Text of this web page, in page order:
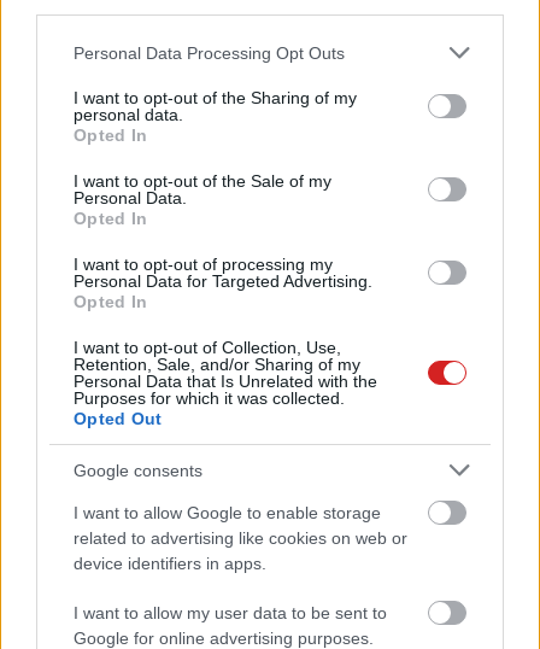
Please note that this website/app uses one or more Google
not limited to your visit or usage behaviour. You may click to
grant or deny consent to Google and its third-party tags to
use your data for below specified purposes in below Google
consent section.
Personal Data Processing Opt Outs
I want to opt-out of the Sharing of my
personal data.
Opted In
I want to opt-out of the Sale of my
Personal Data.
Opted In
I want to opt-out of processing my
Personal Data for Targeted Advertising.
Opted In
I want to opt-out of Collection, Use,
Retention, Sale, and/or Sharing of my
Personal Data that Is Unrelated with the
Purposes for which it was collected.
Opted Out
Google consents
I want to allow Google to enable storage
related to advertising like cookies on web or
device identifiers in apps.
I want to allow my user data to be sent to
Google for online advertising purposes.
Kiderült, hogy lehet-e majd
netflixezni a Nintendo Switch 2-n
PCW.lite| 2025.05.30 17:11
Switch 2 egyes játékainál
Lenyúlhatja a Nintendo Switch
egyik jellegzetes tulajdonságát a
Nem titkolódzik tovább a
Nintendo, itt vannak a Switch 2
Komoly késésekkel indul a
Nintendo Switch 2 több
országban is
Kiderült, hogy a Switch 2